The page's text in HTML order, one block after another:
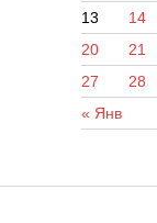
« Янв
13
14
20
21
27
28